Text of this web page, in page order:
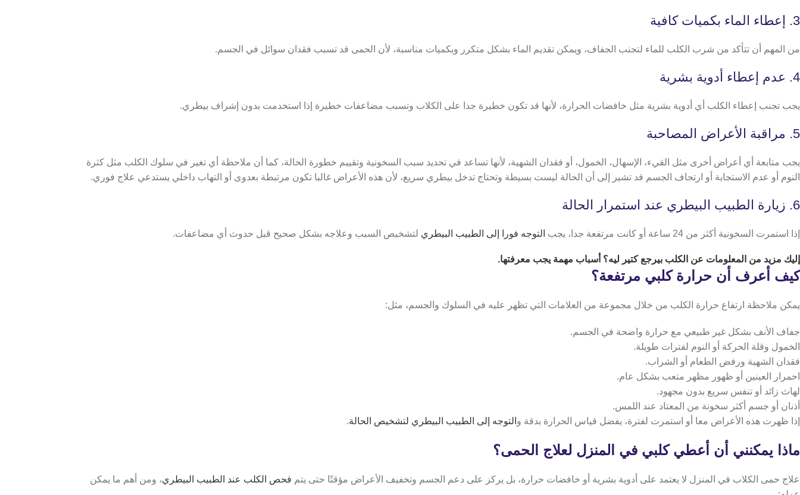
3. إعطاء الماء بكميات كافية
من المهم أن تتأكد من شرب الكلب للماء لتجنب الجفاف، ويمكن تقديم الماء بشكل متكرر وبكميات مناسبة، لأن الحمى قد تسبب فقدان سوائل في الجسم.
4. عدم إعطاء أدوية بشرية
يجب تجنب إعطاء الكلب أي أدوية بشرية مثل خافضات الحرارة، لأنها قد تكون خطيرة جدا على الكلاب وتسبب مضاعفات خطيرة إذا استخدمت بدون إشراف بيطري.
5. مراقبة الأعراض المصاحبة
يجب متابعة أي أعراض أخرى مثل القيء، الإسهال، الخمول، أو فقدان الشهية، لأنها تساعد في تحديد سبب السخونية وتقييم خطورة الحالة، كما أن ملاحظة أي تغير في سلوك الكلب مثل كثرة
النوم أو عدم الاستجابة أو ارتجاف الجسم قد تشير إلى أن الحالة ليست بسيطة وتحتاج تدخل بيطري سريع، لأن هذه الأعراض غالبا تكون مرتبطة بعدوى أو التهاب داخلي يستدعي علاج فوري.
6. زيارة الطبيب البيطري عند استمرار الحالة
إذا استمرت السخونية أكثر من 24 ساعة أو كانت مرتفعة جدا، يجب التوجه فورا إلى الطبيب البيطري لتشخيص السبب وعلاجه بشكل صحيح قبل حدوث أي مضاعفات.
إليك مزيد من المعلومات عن الكلب بيرجع كتير ليه؟ أسباب مهمة يجب معرفتها.
كيف أعرف أن حرارة كلبي مرتفعة؟
يمكن ملاحظة ارتفاع حرارة الكلب من خلال مجموعة من العلامات التي تظهر عليه في السلوك والجسم، مثل:
جفاف الأنف بشكل غير طبيعي مع حرارة واضحة في الجسم.
الخمول وقلة الحركة أو النوم لفترات طويلة.
فقدان الشهية ورفض الطعام أو الشراب.
احمرار العينين أو ظهور مظهر متعب بشكل عام.
لهاث زائد أو تنفس سريع بدون مجهود.
أذنان أو جسم أكثر سخونة من المعتاد عند اللمس.
إذا ظهرت هذه الأعراض معا أو استمرت لفترة، يفضل قياس الحرارة بدقة و التوجه إلى الطبيب البيطري لتشخيص الحالة.
ماذا يمكنني أن أعطي كلبي في المنزل لعلاج الحمى؟
علاج حمى الكلاب في المنزل لا يعتمد على أدوية بشرية أو خافضات حرارة، بل يركز على دعم الجسم وتخفيف الأعراض مؤقتًا حتى يتم فحص الكلب عند الطبيب البيطري، ومن أهم ما يمكن